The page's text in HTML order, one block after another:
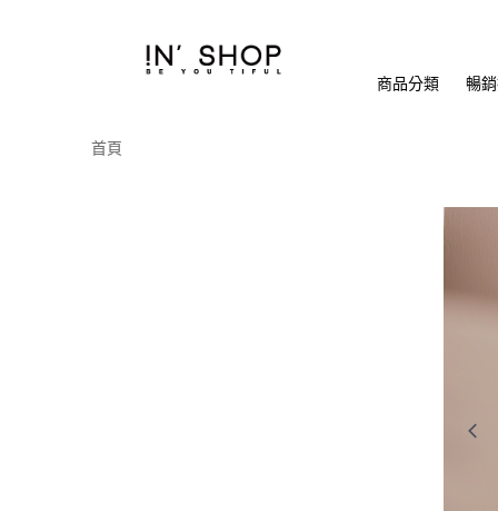
商品分類 暢
首頁